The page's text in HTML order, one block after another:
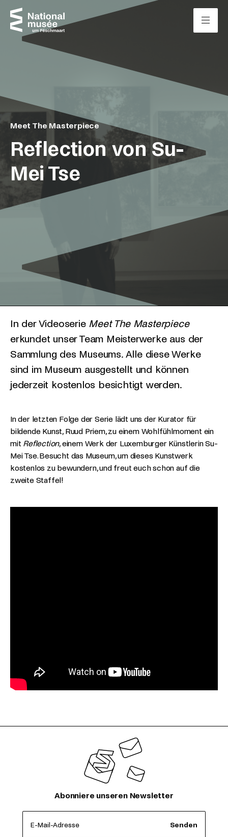
Zum Inhalt springen
Reflection von Su-
Mei Tse
Meet The Masterpiece
In der Videoserie Meet The Masterpiece
erkundet unser Team Meisterwerke aus der
Sammlung des Museums. Alle diese Werke
sind im Museum ausgestellt und können
jederzeit kostenlos besichtigt werden.
In der letzten Folge der Serie lädt uns der Kurator für
bildende Kunst, Ruud Priem, zu einem Wohlfühlmoment ein
mit Reflection, einem Werk der Luxemburger Künstlerin Su-
Mei Tse. Besucht das Museum, um dieses Kunstwerk
kostenlos zu bewundern, und freut euch schon auf die
zweite Staffel!
Abonniere unseren Newsletter
E-Mail-Adresse Senden
Cookie-Einstellungen